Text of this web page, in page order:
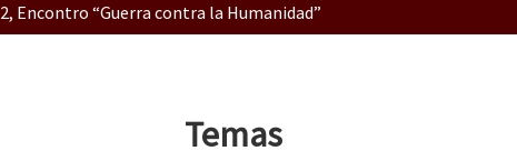
2, Encontro “Guerra contra la Humanidad”
Temas